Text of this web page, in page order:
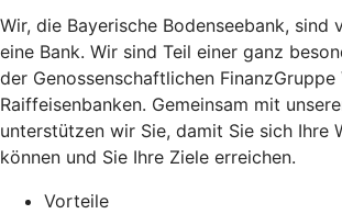
Wir, die Bayerische Bodenseebank, sind
eine Bank. Wir sind Teil einer ganz
der Genossenschaftlichen FinanzGruppe
Raiffeisenbanken. Gemeinsam mit
unterstützen wir Sie, damit Sie sich Ihre
können und Sie Ihre Ziele erreichen.
Vorteile